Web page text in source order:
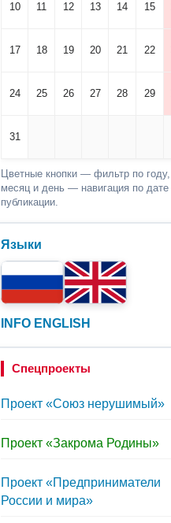
10 11 12 13 14 15
17 18 19 20 21 22
24 25 26 27 28 29
31
Цветные кнопки — фильтр по году,
месяц и день — навигация по дате
публикации.
Языки
INFO ENGLISH
Спецпроекты
Проект «Союз нерушимый»
Проект «Закрома Родины»
Проект «Предприниматели
России и мира»